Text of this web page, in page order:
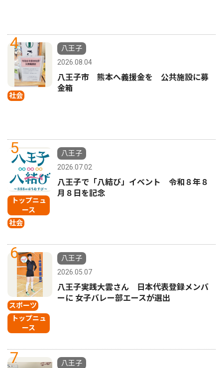
4
社会
八王子
2026.08.04
八王子市 熊本へ義援金を 公共施設に募
金箱
5
トップニュ
ース
社会
八王子
2026.07.02
八王子で「八結び」イベント 令和８年８
月８日を記念
6
スポーツ
トップニュ
ース
八王子
2026.05.07
八王子実践大雲さん 日本代表登録メンバ
ーに 女子バレー部エースが選出
7
八王子